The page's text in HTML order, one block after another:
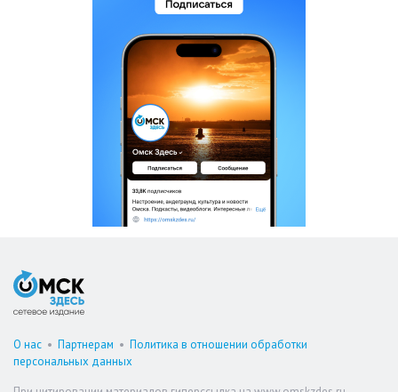
О нас • Партнерам • Политика в отношении обработки
персональных данных